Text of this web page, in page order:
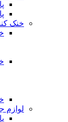
خنک
لوازم